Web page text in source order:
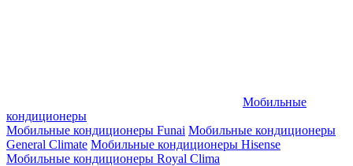
Мобильные
кондиционеры
Мобильные кондиционеры Funai Мобильные кондиционеры
General Climate Мобильные кондиционеры Hisense
Мобильные кондиционеры Royal Clima